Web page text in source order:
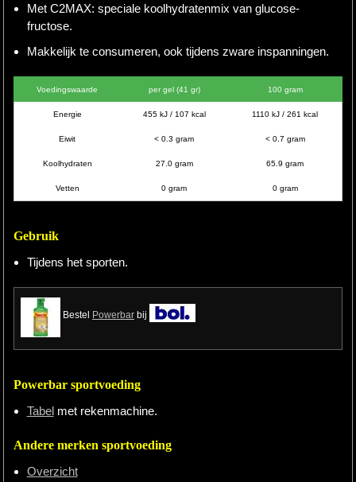
Hartslagmeter
Wedstrijden
Sportvoeding
Tips
Boeken
Met C2MAX: speciale koolhydratenmix van glucose-
fructose.
Makkelijk te consumeren, ook tijdens zware inspanningen.
Voedingswaarde per gel (41 gr) 100 gram
Energie 455 kJ / 107 kcal 1110 kJ / 261 kcal
Eiwit < 0.3 gram < 0.7 gram
Koolhydraten 27.0 gram 65.9 gram
Vetten 0 gram 0 gram
Gebruik
Tijdens het sporten.
Bestel Powerbar bij
Powerbar sportvoeding
Tabelmet rekenmachine.
Andere merken sportvoeding
Overzicht